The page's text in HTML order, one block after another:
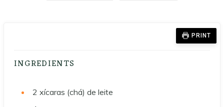
PRINT
INGREDIENTS
2 xícaras (chá) de leite